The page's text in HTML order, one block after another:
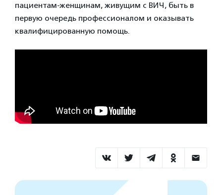
пациентам-женщинам, живущим с ВИЧ, быть в
первую очередь профессионалом и оказывать
квалифицированную помощь.